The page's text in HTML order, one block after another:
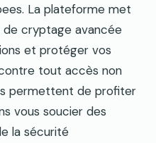
La plateforme met
cryptage avancée
et protéger vos
tout accès non
permettent de profiter
vous soucier des
la sécurité